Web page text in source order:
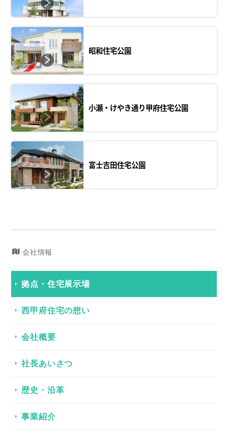
昭和住宅公園
小瀬・けやき通り甲府住宅公園
富士吉田住宅公園
会社情報
拠点・住宅展示場
西甲府住宅の想い
会社概要
社長あいさつ
歴史・沿革
事業紹介